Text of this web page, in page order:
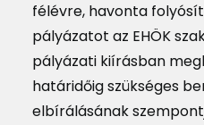
félévre, havonta
pályázatot az EHÖK
pályázati kiírásban
határidőig szükséges
elbírálásának